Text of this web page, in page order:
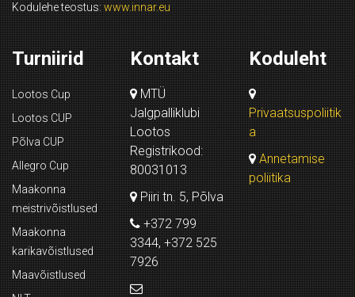
Kodulehe teostus: www.innar.eu
Turniirid
Lootos Cup
Lootos CUP
Põlva CUP
Allegro Cup
Maakonna
meistrivõistlused
Maakonna
karikavõistlused
Maavõistlused
Kontakt
MTÜ
Jalgpalliklubi
Lootos
Registrikood:
80031013
Piiri tn. 5, Põlva
+372 799
3344, +372 525
7926
Koduleht
Privaatsuspoliitik
a
Annetamise
poliitika